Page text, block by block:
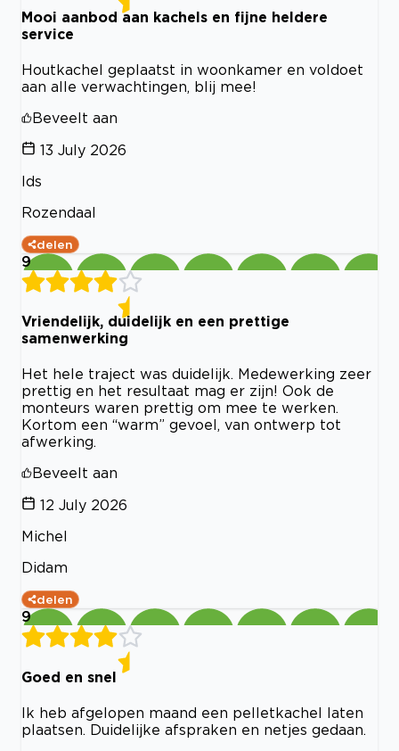
Mooi aanbod aan kachels en fijne heldere
service
Houtkachel geplaatst in woonkamer en voldoet
aan alle verwachtingen, blij mee!
Beveelt aan
13 July 2026
Ids
Rozendaal
delen
9
Vriendelijk, duidelijk en een prettige
samenwerking
Het hele traject was duidelijk. Medewerking zeer
prettig en het resultaat mag er zijn! Ook de
monteurs waren prettig om mee te werken.
Kortom een “warm” gevoel, van ontwerp tot
afwerking.
Beveelt aan
12 July 2026
Michel
Didam
delen
9
Goed en snel
Ik heb afgelopen maand een pelletkachel laten
plaatsen. Duidelijke afspraken en netjes gedaan.